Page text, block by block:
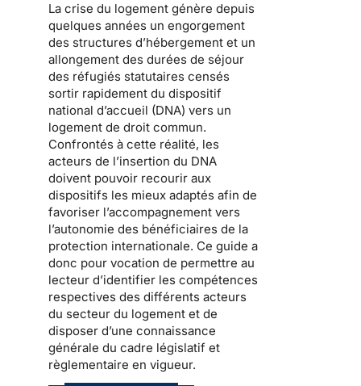
La crise du logement génère depuis
quelques années un engorgement
des structures d’hébergement et un
allongement des durées de séjour
des réfugiés statutaires censés
sortir rapidement du dispositif
national d’accueil (DNA) vers un
logement de droit commun.
Confrontés à cette réalité, les
acteurs de l’insertion du DNA
doivent pouvoir recourir aux
dispositifs les mieux adaptés afin de
favoriser l’accompagnement vers
l’autonomie des bénéficiaires de la
protection internationale. Ce guide a
donc pour vocation de permettre au
lecteur d’identifier les compétences
respectives des différents acteurs
du secteur du logement et de
disposer d’une connaissance
générale du cadre législatif et
règlementaire en vigueur.